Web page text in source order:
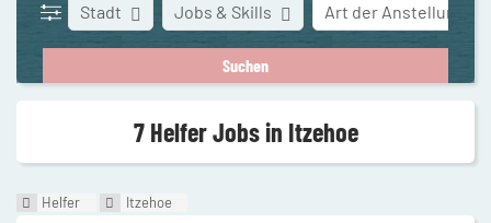
Stadt Art der Anstellung
Jobs & Skills
7 Helfer Jobs in Itzehoe
Helfer Itzehoe